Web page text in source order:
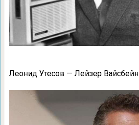
Леонид Утесов — Лейзер Вайсбейн